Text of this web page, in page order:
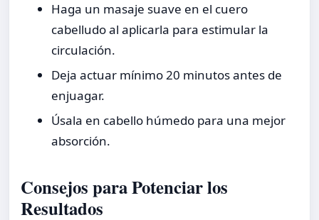
Haga un masaje suave en el cuero
cabelludo al aplicarla para estimular la
circulación.
Deja actuar mínimo 20 minutos antes de
enjuagar.
Úsala en cabello húmedo para una mejor
absorción.
Consejos para Potenciar los
Resultados